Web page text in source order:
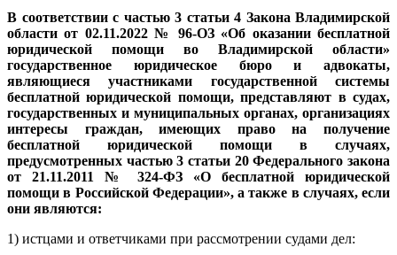
В соответствии с частью 3 статьи 4 Закона Владимирской
области от 02.11.2022 № 96-ОЗ «Об оказании бесплатной
юридической помощи во Владимирской области»
государственное юридическое бюро и адвокаты,
являющиеся участниками государственной системы
бесплатной юридической помощи, представляют в судах,
государственных и муниципальных органах, организациях
интересы граждан, имеющих право на получение
бесплатной юридической помощи в случаях,
предусмотренных частью 3 статьи 20 Федерального закона
от 21.11.2011 № 324-ФЗ «О бесплатной юридической
помощи в Российской Федерации», а также в случаях, если
они являются:
1) истцами и ответчиками при рассмотрении судами дел: